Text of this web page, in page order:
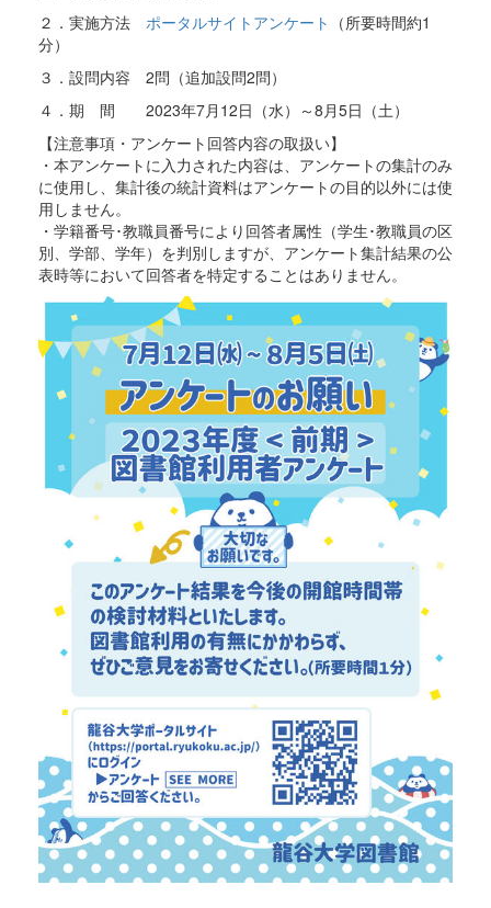
２．実施方法 ポータルサイトアンケート （所要時間約1
分）
３．設問内容 2問（追加設問2問）
４．期 間 2023年7月12日（水）～8月5日（土）
【注意事項・アンケート回答内容の取扱い】
・本アンケートに入力された内容は、アンケートの集計のみ
に使用し、集計後の統計資料はアンケートの目的以外には使
用しません。
・学籍番号･教職員番号により回答者属性（学生･教職員の区
別、学部、学年）を判別しますが、アンケート集計結果の公
表時等において回答者を特定することはありません。